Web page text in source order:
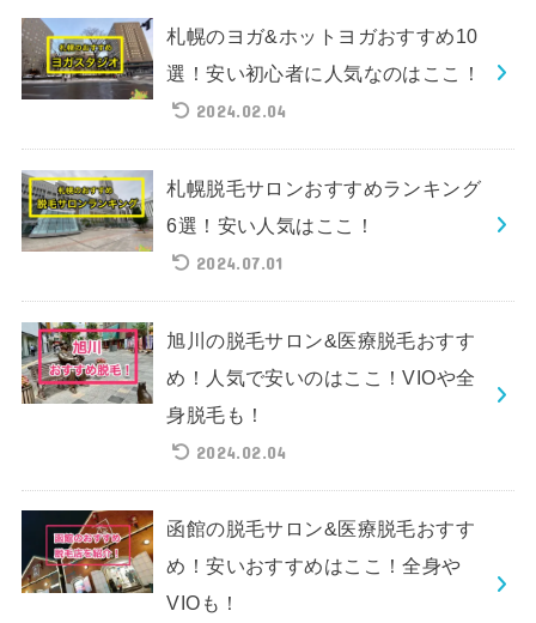
札幌のヨガ&ホットヨガおすすめ10
選！安い初心者に人気なのはここ！
2024.02.04
札幌脱毛サロンおすすめランキング
6選！安い人気はここ！
2024.07.01
旭川の脱毛サロン&医療脱毛おすす
め！人気で安いのはここ！VIOや全
身脱毛も！
2024.02.04
函館の脱毛サロン&医療脱毛おすす
め！安いおすすめはここ！全身や
VIOも！